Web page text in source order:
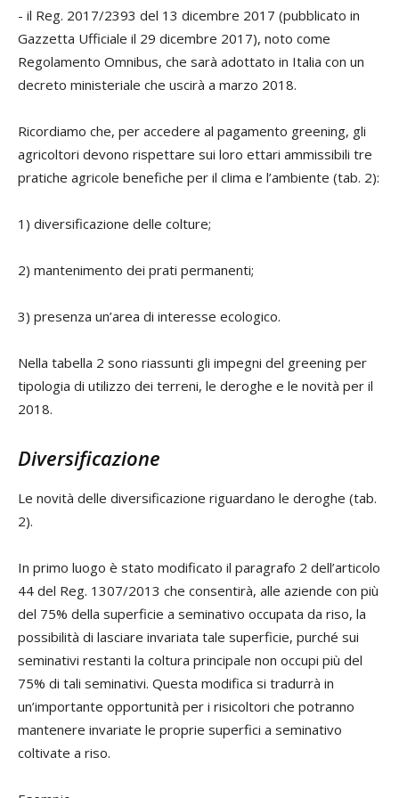
- il Reg. 2017/2393 del 13 dicembre 2017 (pubblicato in
Gazzetta Ufficiale il 29 dicembre 2017), noto come
Regolamento Omnibus, che sarà adottato in Italia con un
decreto ministeriale che uscirà a marzo 2018.
Ricordiamo che, per accedere al pagamento greening, gli
agricoltori devono rispettare sui loro ettari ammissibili tre
pratiche agricole benefiche per il clima e l’ambiente (tab. 2):
1) diversificazione delle colture;
2) mantenimento dei prati permanenti;
3) presenza un’area di interesse ecologico.
Nella tabella 2 sono riassunti gli impegni del greening per
tipologia di utilizzo dei terreni, le deroghe e le novità per il
2018.
Diversificazione
Le novità delle diversificazione riguardano le deroghe (tab.
2).
In primo luogo è stato modificato il paragrafo 2 dell’articolo
44 del Reg. 1307/2013 che consentirà, alle aziende con più
del 75% della superficie a seminativo occupata da riso, la
possibilità di lasciare invariata tale superficie, purché sui
seminativi restanti la coltura principale non occupi più del
75% di tali seminativi. Questa modifica si tradurrà in
un’importante opportunità per i risicoltori che potranno
mantenere invariate le proprie superfici a seminativo
coltivate a riso.